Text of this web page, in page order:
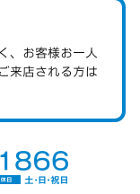
、お客様お一人
来店される方は